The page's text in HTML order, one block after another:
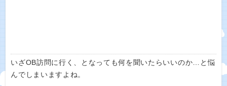
いざOB訪問に行く、となっても何を聞いたらいいのか…と悩
んでしまいますよね。